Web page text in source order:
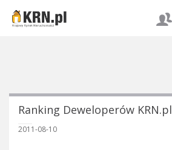
Ranking Deweloperów KRN.pl
2011-08-10